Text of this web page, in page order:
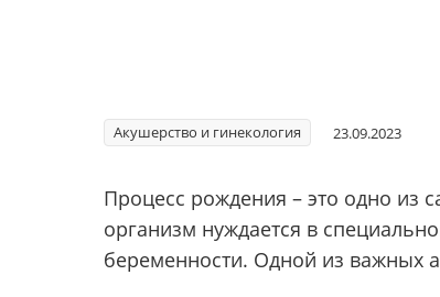
Акушерство и гинекология 23.09.2023
Процесс рождения – это одно
организм нуждается в
беременности. Одной из важных